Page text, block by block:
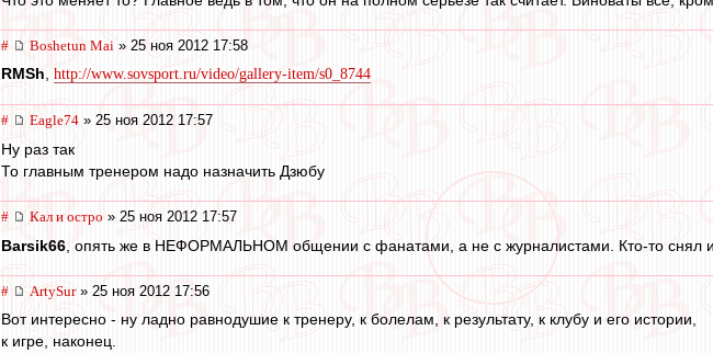
# Boshetun Mai » 25 ноя 2012 17:58
RMSh, http://www.sovsport.ru/video/gallery-item/s0_8744
# Eagle74 » 25 ноя 2012 17:57
Ну раз так
То главным тренером надо назначить Дзюбу
# Кал и остро » 25 ноя 2012 17:57
Barsik66 , опять же в НЕФОРМАЛЬНОМ общении с фанатами, а не с журналистами. Кто-то снял
# ArtySur» 25 ноя 2012 17:56
Вот интересно - ну ладно равнодушие к тренеру, к болелам, к результату, к клубу и его истории,
к игре, наконец.